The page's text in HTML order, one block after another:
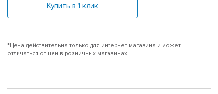
Купить в 1 клик
*Цена действительна только для интернет-магазина и может
отличаться от цен в розничных магазинах